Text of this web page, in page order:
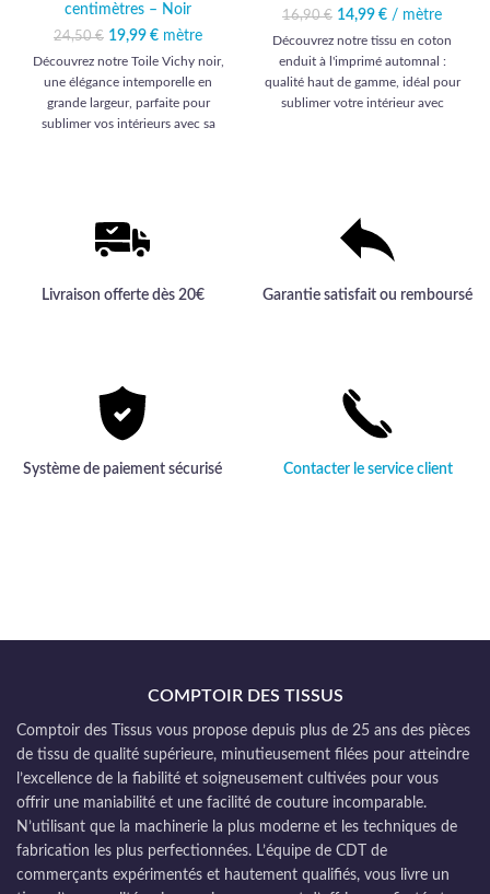
centimètres – Noir
24,50€ Le prix initial était :
24,50 €.
19,99 €
Le prix
actuel est :
19,99 €.
mètre
Découvrez notre Toile Vichy noir,
une élégance intemporelle en
grande largeur, parfaite pour
sublimer vos intérieurs avec sa
16,90€
Le prix initial était :
16,90 €.
14,99 €
Le prix
actuel est :
14,99 €.
/ mètre
Découvrez notre tissu en coton
enduit à l'imprimé automnal :
qualité haut de gamme, idéal pour
sublimer votre intérieur avec
Livraison offerte dès 20€ Garantie satisfait ou remboursé
Système de paiement sécurisé Contacter le service client
COMPTOIR DES TISSUS
Comptoir des Tissus vous propose depuis plus de 25 ans des pièces
de tissu de qualité supérieure, minutieusement filées pour atteindre
l’excellence de la fiabilité et soigneusement cultivées pour vous
offrir une maniabilité et une facilité de couture incomparable.
N’utilisant que la machinerie la plus moderne et les techniques de
fabrication les plus perfectionnées. L’équipe de CDT de
commerçants expérimentés et hautement qualifiés, vous livre un